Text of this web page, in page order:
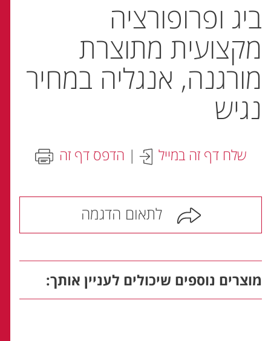
ביג ופרופורציה
מקצועית מתוצרת
מורגנה, אנגליה במחיר
נגיש
שלח דף זה במייל | הדפס דף זה
לתאום הדגמה
מוצרים נוספים שיכולים לעניין אותך: